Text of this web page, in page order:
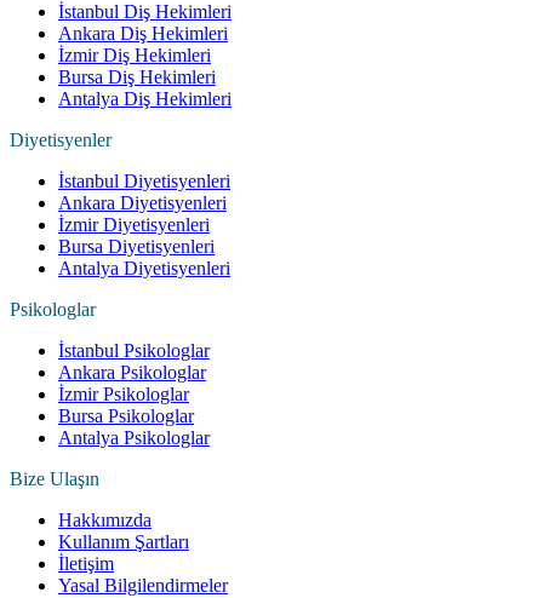
İstanbul Diş Hekimleri
Ankara Diş Hekimleri
İzmir Diş Hekimleri
Bursa Diş Hekimleri
Antalya Diş Hekimleri
Diyetisyenler
İstanbul Diyetisyenleri
Ankara Diyetisyenleri
İzmir Diyetisyenleri
Bursa Diyetisyenleri
Antalya Diyetisyenleri
Psikologlar
İstanbul Psikologlar
Ankara Psikologlar
İzmir Psikologlar
Bursa Psikologlar
Antalya Psikologlar
Bize Ulaşın
Hakkımızda
Kullanım Şartları
İletişim
Yasal Bilgilendirmeler